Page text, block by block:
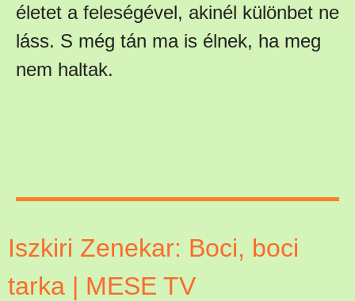
életet a feleségével, akinél különbet ne
láss. S még tán ma is élnek, ha meg
nem haltak.
Iszkiri Zenekar: Boci, boci
tarka | MESE TV